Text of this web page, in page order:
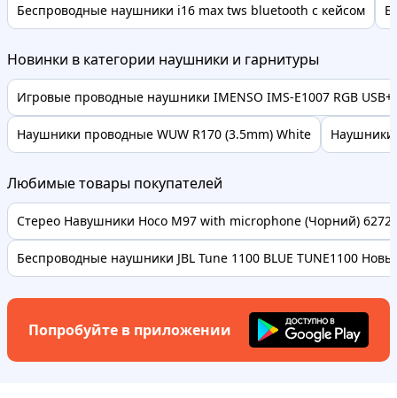
Беспроводные наушники i16 max tws bluetooth с кейсом
Новинки в категории наушники и гарнитуры
Игровые проводные наушники IMENSO IMS-E1007 RGB
Наушники проводные WUW R170 (3.5mm) White Наушники
Любимые товары покупателей
Стерео Навушники Hoco M97 with microphone (Чорний)
Беспроводные наушники JBL Tune 1100 BLUE TUNE1100
Попробуйте в приложении